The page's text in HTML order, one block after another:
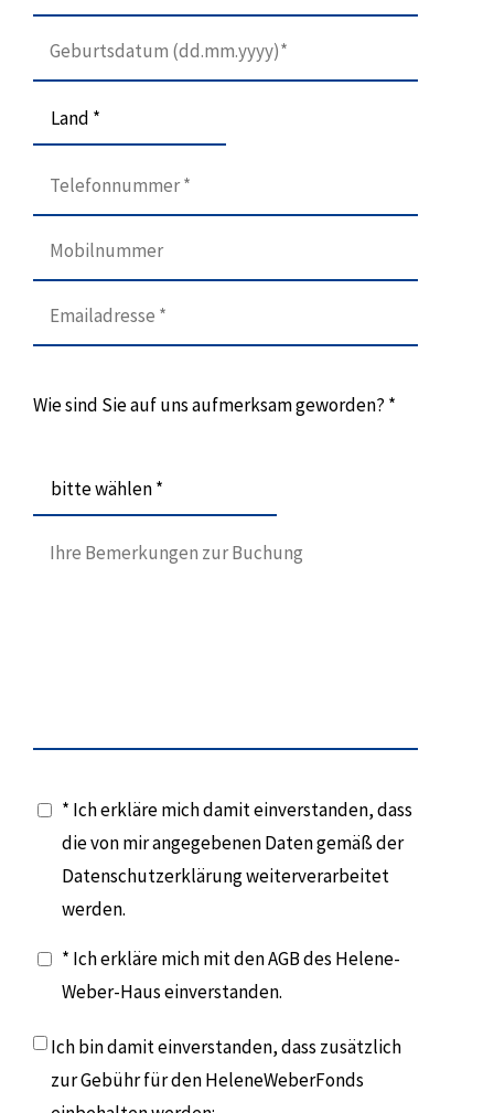
Land *
Wie sind Sie auf uns aufmerksam geworden? *
bitte wählen *
* Ich erkläre mich damit einverstanden, dass
die von mir angegebenen Daten gemäß der
Datenschutzerklärung weiterverarbeitet
werden.
* Ich erkläre mich mit den AGB des Helene-
Weber-Haus einverstanden.
Ich bin damit einverstanden, dass zusätzlich
zur Gebühr für den HeleneWeberFonds